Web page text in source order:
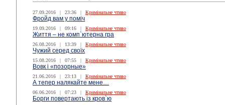
27.09.2016 | 23:36 | Кримінальне чтиво
Фройд вам у поміч
19.09.2016 | 09:16 | Кримінальне чтиво
Життя – не комп`ютерна гра
26.08.2016 | 13:39 | Кримінальне чтиво
Чужий серед своїх
15.08.2016 | 07:55 | Кримінальне чтиво
Вовк і «позорные»
21.06.2016 | 23:13 | Кримінальне чтиво
А тепер налякайте мене…
06.06.2016 | 07:23 | Кримінальне чтиво
Борги повертають із кров`ю